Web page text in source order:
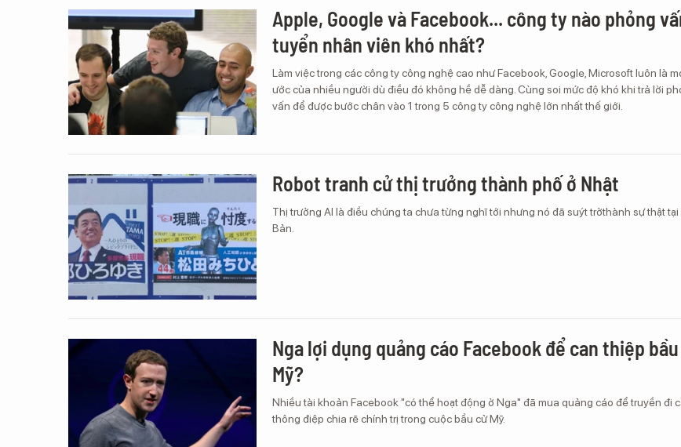
Apple, Google và Facebook... công ty nào phỏng
tuyển nhân viên khó nhất?
Làm việc trong các công ty công nghệ cao như Facebook, Google, Microsoft luôn là
ước của nhiều người dù điều đó không hề dễ dàng. Cùng soi mức độ khó khi trả lời
vấn để được bước chân vào 1 trong 5 công ty công nghệ lớn nhất thế giới.
Robot tranh cử thị trưởng thành phố ở Nhật
Thị trưởng AI là điều chúng ta chưa từng nghĩ tới nhưng nó đã suýt trởthành sự thật tại
Bản.
Nga lợi dụng quảng cáo Facebook để can thiệp
Mỹ?
Nhiều tài khoản Facebook "có thể hoạt động ở Nga" đã mua quảng cáo để truyền đi
thông điệp chia rẽ chính trị trong cuộc bầu cử Mỹ.